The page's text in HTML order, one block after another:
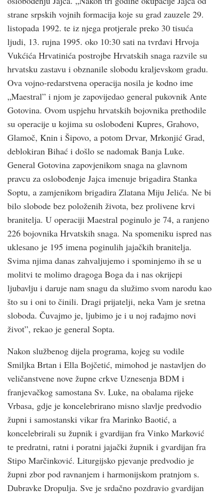
strane srpskih vojnih formacija koje su grad zauzele 29.
listopada 1992. te iz njega protjerale preko 30 tisuća
ljudi, 13. rujna 1995. oko 10:30 sati na tvrđavi Hrvoja
Vukćića Hrvatinića postrojbe Hrvatskih snaga razvile su
hrvatsku zastavu i obznanile slobodu kraljevskom gradu.
Ova vojno-redarstvena operacija nosila je kodno ime
„Maestral” i njom je zapovijedao general pukovnik Ante
Gotovina. Ovom uspjehu hrvatskih bojovnika prethodile
su operacije u kojima su oslobođeni Kupres, Grahovo,
Glamoč, Knin i Šipovo, a potom Drvar, Mrkonjić Grad,
deblokiran Bihać i došlo se nadomak Banja Luke.
General Gotovina zapovjenikom snaga na glavnom
pravcu za oslobođenje Jajca imenuje brigadira Stanka
Soptu, a zamjenikom brigadira Zlatana Miju Jelića. Ne bi
bilo slobode bez položenih života, bez prolivene krvi
branitelja. U operaciji Maestral poginulo je 74, a ranjeno
226 bojovnika Hrvatskih snaga. Na spomeniku ispred nas
uklesano je 195 imena poginulih jajačkih branitelja.
Svima njima danas zahvaljujemo i spominjemo ih se u
molitvi te molimo dragoga Boga da i nas okrijepi
ljubavlju i daruje nam snagu da služimo svom narodu kao
što su i oni to činili. Dragi prijatelji, neka Vam je sretna
sloboda. Čuvajmo je, ljubimo je i u noj rađajmo novi
život”, rekao je general Sopta.
Nakon službenog dijela programa, kojeg su vodile
Smiljka Brtan i Ella Bojčetić, mimohod je nastavljen do
veličanstvene nove župne crkve Uznesenja BDM i
franjevačkog samostana Sv. Luke, na obalama rijeke
Vrbasa, gdje je koncelebrirano misno slavlje predvodio
župni i samostanski vikar fra Marinko Baotić, a
koncelebrirali su župnik i gvardijan fra Vinko Marković
te predratni, ratni i poratni jajački župnik i gvardijan fra
Stipo Marčinković. Liturgijsko pjevanje predvodio je
župni zbor pod ravnanjem i harmonijskom pratnjom s.
Dubravke Dropulja. Sve je srdačno pozdravio gvardijan